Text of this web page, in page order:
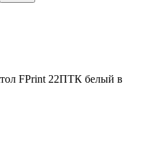
FPrint 22ПТК белый в